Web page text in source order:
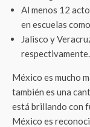
Al menos 12
en escuelas
Jalisco y
respectivamente.
México es mucho
también es una
está brillando con
México es